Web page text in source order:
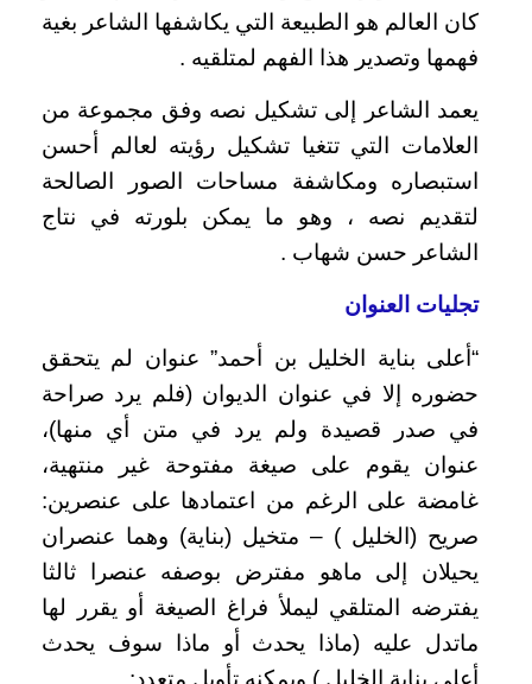
كان العالم هو الطبيعة التي يكاشفها الشاعر بغية
فهمها وتصدير هذا الفهم لمتلقيه .
يعمد الشاعر إلى تشكيل نصه وفق مجموعة من
العلامات التي تتغيا تشكيل رؤيته لعالم أحسن
استبصاره ومكاشفة مساحات الصور الصالحة
لتقديم نصه ، وهو ما يمكن بلورته في نتاج
الشاعر حسن شهاب .
تجليات العنوان
“أعلى بناية الخليل بن أحمد” عنوان لم يتحقق
حضوره إلا في عنوان الديوان (فلم يرد صراحة
في صدر قصيدة ولم يرد في متن أي منها)،
عنوان يقوم على صيغة مفتوحة غير منتهية،
غامضة على الرغم من اعتمادها على عنصرين:
صريح (الخليل ) – متخيل (بناية) وهما عنصران
يحيلان إلى ماهو مفترض بوصفه عنصرا ثالثا
يفترضه المتلقي ليملأ فراغ الصيغة أو يقرر لها
ماتدل عليه (ماذا يحدث أو ماذا سوف يحدث
أعلى بناية الخليل ) ويمكنه تأويل متعدد: